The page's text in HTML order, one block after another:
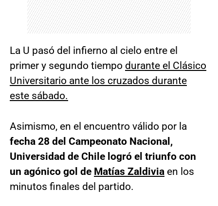
La U pasó del infierno al cielo entre el
primer y segundo tiempo durante el Clásico
Universitario ante los cruzados durante
este sábado.
Asimismo, en el encuentro válido por la
fecha 28 del Campeonato Nacional,
Universidad de Chile logró el triunfo con
un agónico gol de Matías Zaldivia en los
minutos finales del partido.